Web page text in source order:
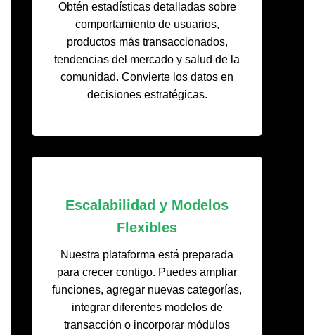
Obtén estadísticas detalladas sobre
comportamiento de usuarios,
productos más transaccionados,
tendencias del mercado y salud de la
comunidad. Convierte los datos en
decisiones estratégicas.
Escalabilidad y Modelos
Flexibles
Nuestra plataforma está preparada
para crecer contigo. Puedes ampliar
funciones, agregar nuevas categorías,
integrar diferentes modelos de
transacción o incorporar módulos